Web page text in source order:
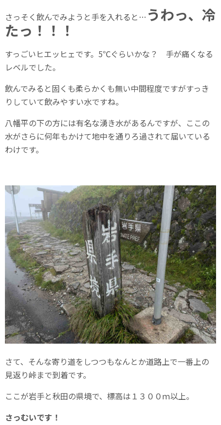
さっそく飲んでみようと手を入れると… うわっ、冷
たっ！！！
すっごいヒエッヒェです。5℃ぐらいかな？ 手が痛くなる
レベルでした。
飲んでみると固くも柔らかくも無い中間程度ですがすっき
りしていて飲みやすい水ですね。
八幡平の下の方には有名な湧き水があるんですが、ここの
水がさらに何年もかけて地中を通りろ過されて届いている
わけです。
さて、そんな寄り道をしつつもなんとか道路上で一番上の
見返り峠まで到着です。
ここが岩手と秋田の県境で、標高は１３００ｍ以上。
さっむいです！